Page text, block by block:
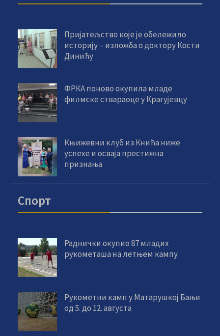
Пријатељство које је обележило
историју – изложба о доктору Кости
Динићу
ФРКА поново окупила младе
филмске ствараоце у Крагујевцу
Књижевни клуб из Кнића ниже
успехе и осваја престижна
признања
Спорт
Раднички окупио 87 младих
рукометаша на летњем кампу
Рукометни камп у Матарушкој Бањи
од 5. до 12. августа